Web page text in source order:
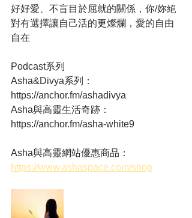
好好愛、不盲目於屈就的關係，你/妳絕
對有選擇讓自己活的更燦爛，愛的自由
自在
Podcast系列
Asha&Divya系列：
https://anchor.fm/ashadivya
Asha與高靈生活奇跡：
https://anchor.fm/asha-white9
Asha與高靈網站優惠商品：
https://www.ashaspace.com/shop